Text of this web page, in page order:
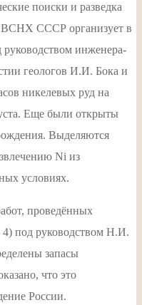
поиски и разведка
ВСНХ СССР организует в
инженера-
геологов И.И. Бока и
никелевых руд на
Еще были открыты
Выделяются
Ni из
условиях.
проведённых
под руководством Н.И.
запасы
что это
России.